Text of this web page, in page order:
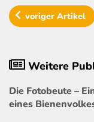
vorigerArtikel
Weitere
Die Fotobeute –
eines